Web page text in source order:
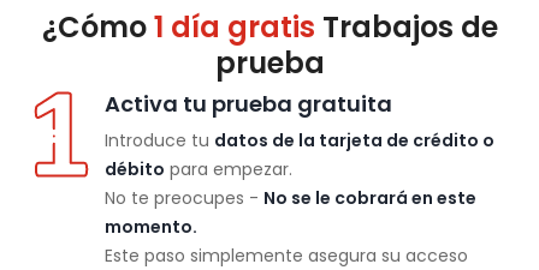
¿Cómo1 día gratis Trabajos de
prueba
Activa tu prueba gratuita
Introduce tu datos de la tarjeta de crédito o
débito para empezar.
No te preocupes - No se le cobrará en este
momento.
Este paso simplemente asegura su acceso